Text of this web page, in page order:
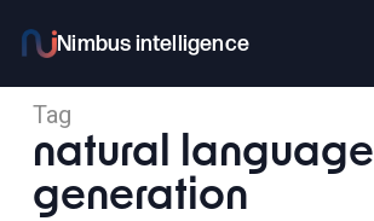
main
content
Tag
natural language
generation